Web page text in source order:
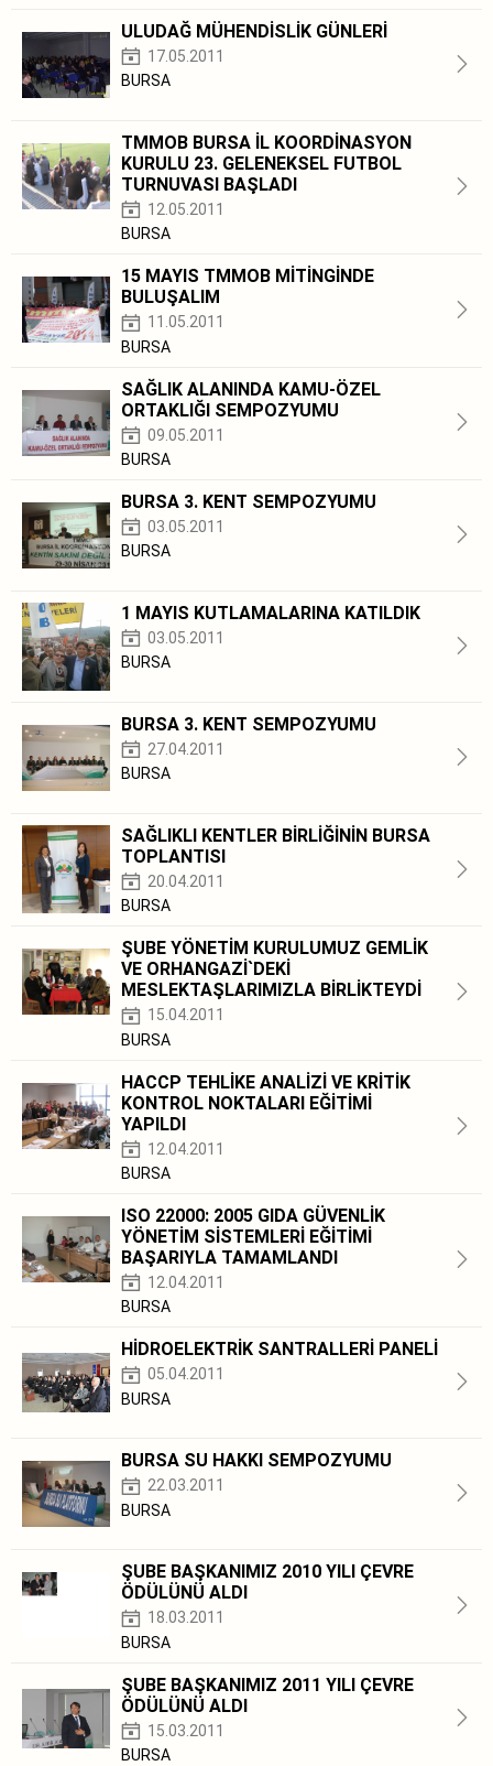
ULUDAĞ MÜHENDİSLİK GÜNLERİ
17.05.2011
BURSA
TMMOB BURSA İL KOORDİNASYON
KURULU 23. GELENEKSEL FUTBOL
TURNUVASI BAŞLADI
12.05.2011
BURSA
15 MAYIS TMMOB MİTİNGİNDE
BULUŞALIM
11.05.2011
BURSA
SAĞLIK ALANINDA KAMU-ÖZEL
ORTAKLIĞI SEMPOZYUMU
09.05.2011
BURSA
BURSA 3. KENT SEMPOZYUMU
03.05.2011
BURSA
1 MAYIS KUTLAMALARINA KATILDIK
03.05.2011
BURSA
BURSA 3. KENT SEMPOZYUMU
27.04.2011
BURSA
SAĞLIKLI KENTLER BİRLİĞİNİN BURSA
TOPLANTISI
20.04.2011
BURSA
ŞUBE YÖNETİM KURULUMUZ GEMLİK
VE ORHANGAZİ`DEKİ
MESLEKTAŞLARIMIZLA BİRLİKTEYDİ
15.04.2011
BURSA
HACCP TEHLİKE ANALİZİ VE KRİTİK
KONTROL NOKTALARI EĞİTİMİ
YAPILDI
12.04.2011
BURSA
ISO 22000: 2005 GIDA GÜVENLİK
YÖNETİM SİSTEMLERİ EĞİTİMİ
BAŞARIYLA TAMAMLANDI
12.04.2011
BURSA
HİDROELEKTRİK SANTRALLERİ PANELİ
05.04.2011
BURSA
BURSA SU HAKKI SEMPOZYUMU
22.03.2011
BURSA
ŞUBE BAŞKANIMIZ 2010 YILI ÇEVRE
ÖDÜLÜNÜ ALDI
18.03.2011
BURSA
ŞUBE BAŞKANIMIZ 2011 YILI ÇEVRE
ÖDÜLÜNÜ ALDI
15.03.2011
BURSA